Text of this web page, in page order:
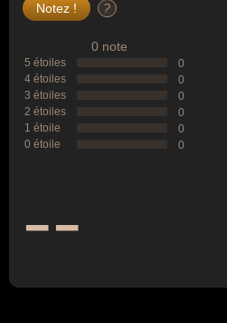
?
0 note
5 étoiles
0
4 étoiles
0
3 étoiles
0
2 étoiles
0
1 étoile
0
0 étoile
0
--